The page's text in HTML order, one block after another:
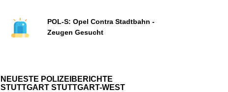
POL-S: Opel Contra Stadtbahn -
Zeugen Gesucht
NEUESTE POLIZEIBERICHTE
STUTTGART STUTTGART-WEST